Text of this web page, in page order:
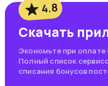
4.8
Скачать
Экономьте при
Полный список
списания бонусов